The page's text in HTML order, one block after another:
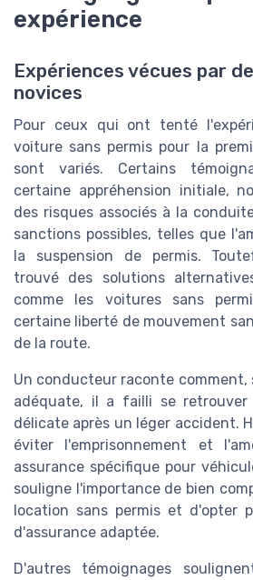
expérience
Expériences vécues par
novices
Pour ceux qui ont tenté
voiture sans permis pour la
sont variés. Certains
certaine appréhension initiale,
des risques associés à la
sanctions possibles, telles que
la suspension de permis.
trouvé des solutions
comme les voitures sans
certaine liberté de mouvement
de la route.
Un conducteur raconte comment,
adéquate, il a failli se
délicate après un léger accident.
éviter l'emprisonnement et
assurance spécifique pour
souligne l'importance de bien
location sans permis et d'opter
d'assurance adaptée.
D'autres témoignages